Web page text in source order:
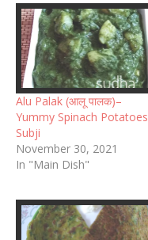
Alu Palak (आलू पालक)–
Yummy Spinach Potatoes
Subji
November 30, 2021
In "Main Dish"